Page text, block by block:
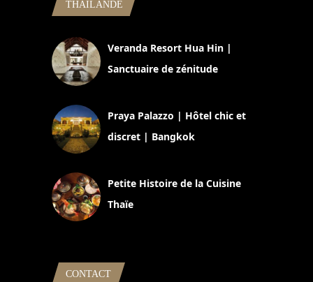
THAILANDE
Veranda Resort Hua Hin |
Sanctuaire de zénitude
Praya Palazzo | Hôtel chic et
discret | Bangkok
Petite Histoire de la Cuisine
Thaïe
CONTACT